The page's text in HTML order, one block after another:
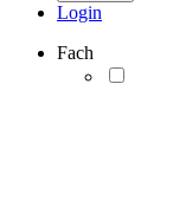
Login
Fach